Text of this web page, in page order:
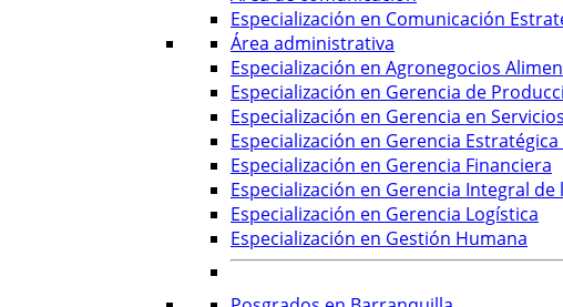
Especialización en Comunicación
Área administrativa
Especialización en Agronegocios
Especialización en Gerencia de
Especialización en Gerencia en
Especialización en Gerencia
Especialización en Gerencia Financiera
Especialización en Gerencia Integral de
Especialización en Gerencia Logística
Especialización en Gestión Humana